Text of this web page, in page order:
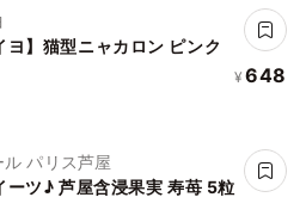
ヨ】猫型ニャカロン ピンク
¥ 648
ル パリス芦屋
ーツ♪ 芦屋含浸果実 寿苺 5粒